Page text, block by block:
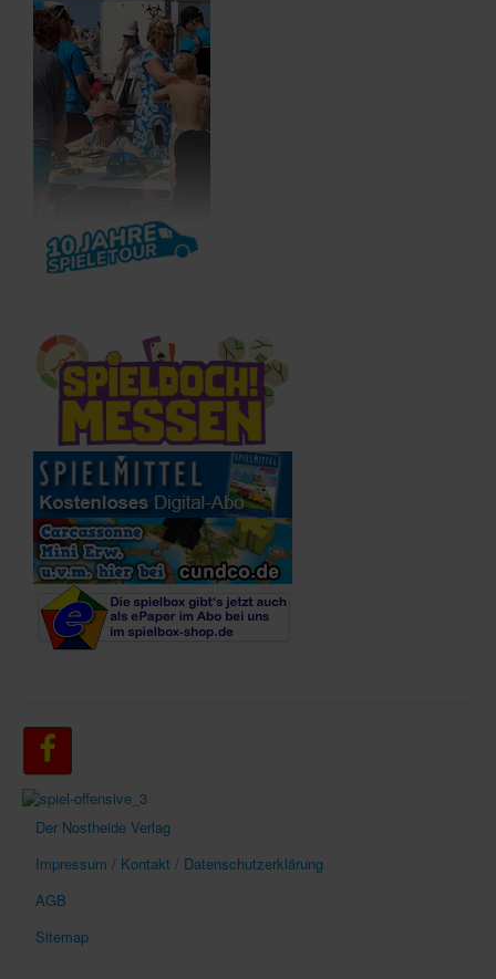
Der Nostheide Verlag
Impressum / Kontakt / Datenschutzerklärung
AGB
Sitemap